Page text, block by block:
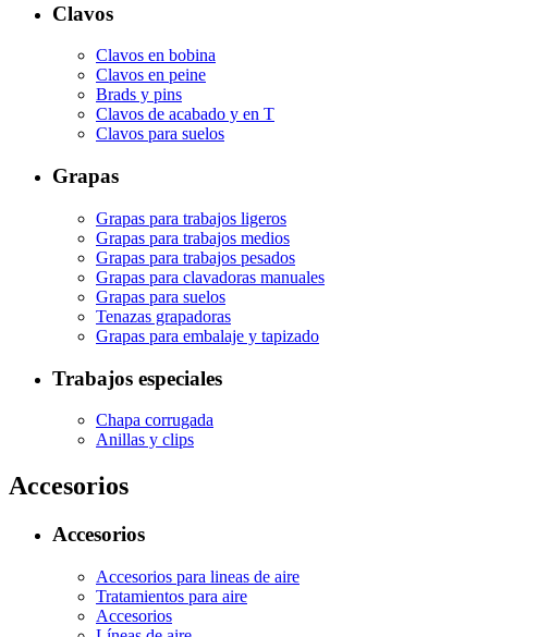
Clavos
Clavos en bobina
Clavos en peine
Brads y pins
Clavos de acabado y en T
Clavos para suelos
Grapas
Grapas para trabajos ligeros
Grapas para trabajos medios
Grapas para trabajos pesados
Grapas para clavadoras manuales
Grapas para suelos
Tenazas grapadoras
Grapas para embalaje y tapizado
Trabajos especiales
Chapa corrugada
Anillas y clips
Accesorios
Accesorios
Accesorios para lineas de aire
Tratamientos para aire
Accesorios